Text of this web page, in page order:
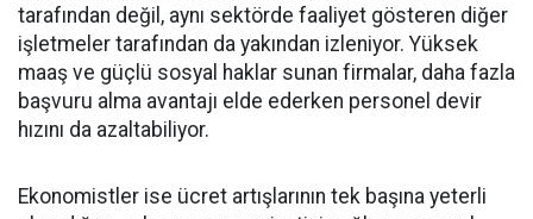
tarafından değil, aynı sektörde faaliyet gösteren diğer
işletmeler tarafından da yakından izleniyor. Yüksek
maaş ve güçlü sosyal haklar sunan firmalar, daha fazla
başvuru alma avantajı elde ederken personel devir
hızını da azaltabiliyor.
Ekonomistler ise ücret artışlarının tek başına yeterli